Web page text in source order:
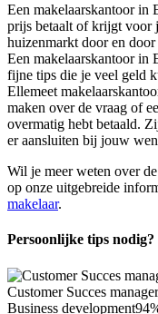
Een makelaarskantoor in
prijs betaalt of krijgt voor
huizenmarkt door en
Een makelaarskantoor in
fijne tips die je veel geld
Ellemeet
maken over de vraag of
overmatig hebt betaald.
er aansluiten bij jouw
Wil je meer weten over
op onze uitgebreide
makelaar.
Persoonlijke tips nodig?
Customer Succes
Business development